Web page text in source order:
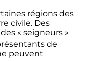
régions des
civile. Des
« seigneurs »
de
peuvent